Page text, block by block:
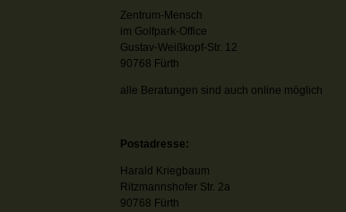
Zentrum-Mensch
im Golfpark-Office
Gustav-Weißkopf-Str. 12
90768 Fürth
alle Beratungen sind auch online möglich
Postadresse:
Harald Kriegbaum
Ritzmannshofer Str. 2a
90768 Fürth